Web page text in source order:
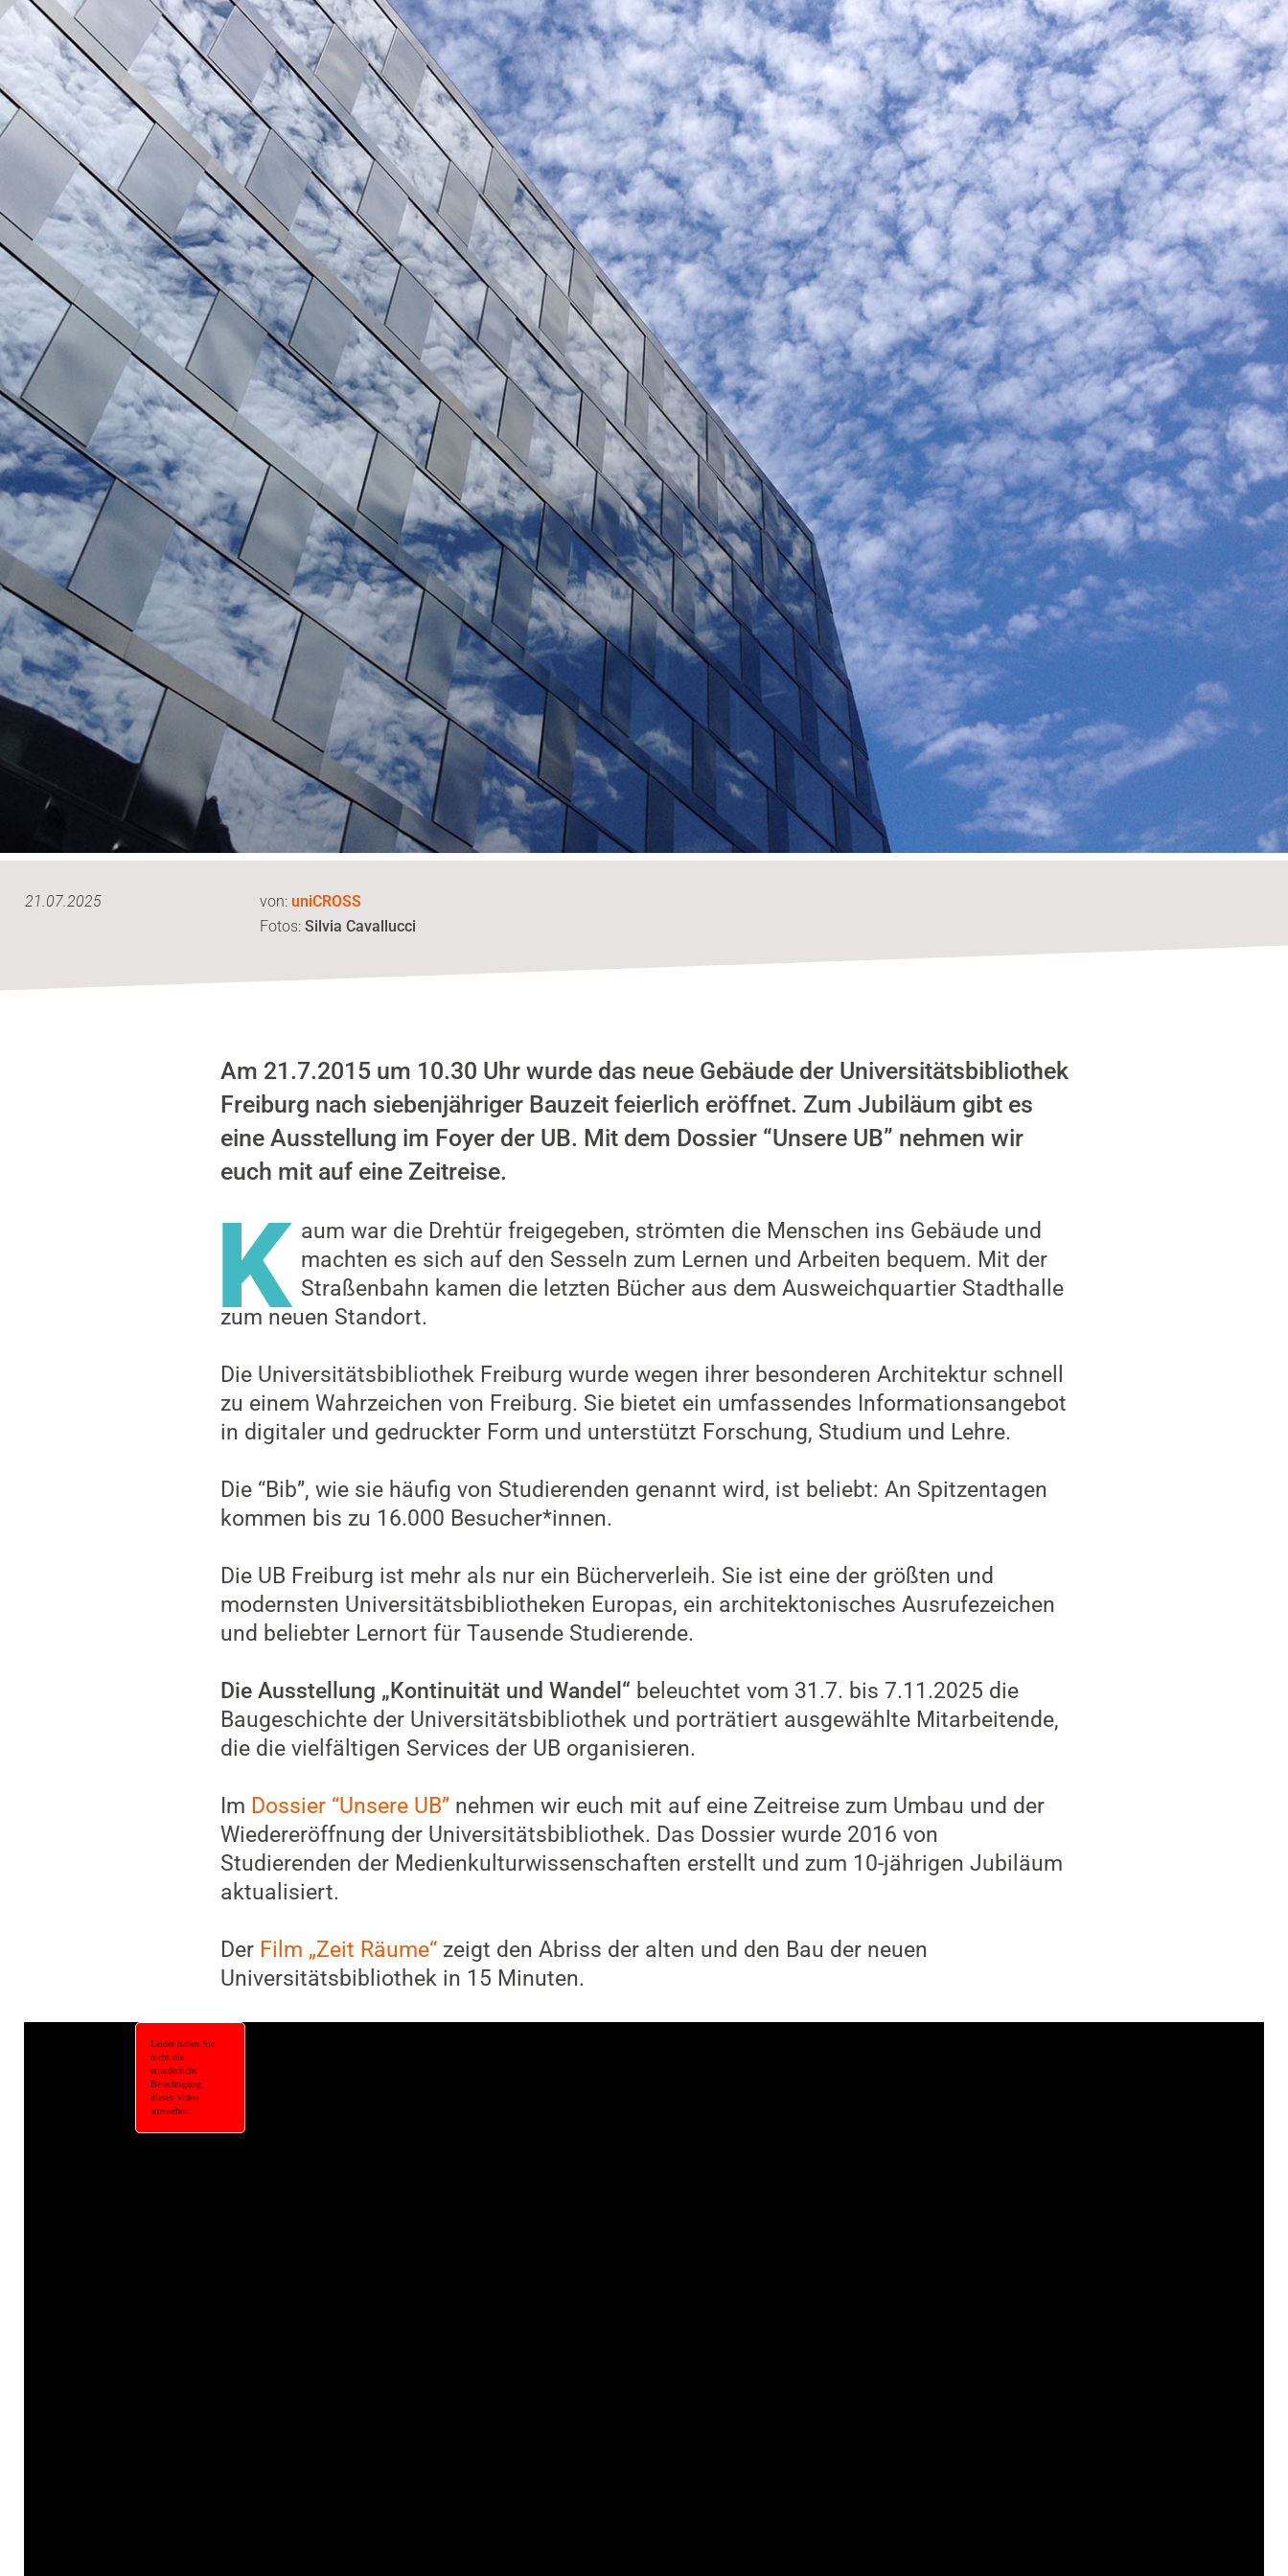
21.07.2025 von:uniCROSS
Fotos:Silvia Cavallucci
Am 21.7.2015 um 10.30 Uhr wurde das neue Gebäude der Universitätsbibliothek
Freiburg nach siebenjähriger Bauzeit feierlich eröffnet. Zum Jubiläum gibt es
eine Ausstellung im Foyer der UB. Mit dem Dossier “Unsere UB” nehmen wir
euch mit auf eine Zeitreise.
K aum war die Drehtür freigegeben, strömten die Menschen ins Gebäude und
machten es sich auf den Sesseln zum Lernen und Arbeiten bequem. Mit der
Straßenbahn kamen die letzten Bücher aus dem Ausweichquartier Stadthalle
zum neuen Standort.
Die Universitätsbibliothek Freiburg wurde wegen ihrer besonderen Architektur schnell
zu einem Wahrzeichen von Freiburg. Sie bietet ein umfassendes Informationsangebot
in digitaler und gedruckter Form und unterstützt Forschung, Studium und Lehre.
Die “Bib”, wie sie häufig von Studierenden genannt wird, ist beliebt: An Spitzentagen
kommen bis zu 16.000 Besucher*innen.
Die UB Freiburg ist mehr als nur ein Bücherverleih. Sie ist eine der größten und
modernsten Universitätsbibliotheken Europas, ein architektonisches Ausrufezeichen
und beliebter Lernort für Tausende Studierende.
Die Ausstellung „Kontinuität und Wandel“ beleuchtet vom 31.7. bis 7.11.2025 die
Baugeschichte der Universitätsbibliothek und porträtiert ausgewählte Mitarbeitende,
die die vielfältigen Services der UB organisieren.
Im Dossier “Unsere UB”nehmen wir euch mit auf eine Zeitreise zum Umbau und der
Wiedereröffnung der Universitätsbibliothek. Das Dossier wurde 2016 von
Studierenden der Medienkulturwissenschaften erstellt und zum 10-jährigen Jubiläum
aktualisiert.
Der Film „Zeit Räume“zeigt den Abriss der alten und den Bau der neuen
Universitätsbibliothek in 15 Minuten.
Video-Player überspringen